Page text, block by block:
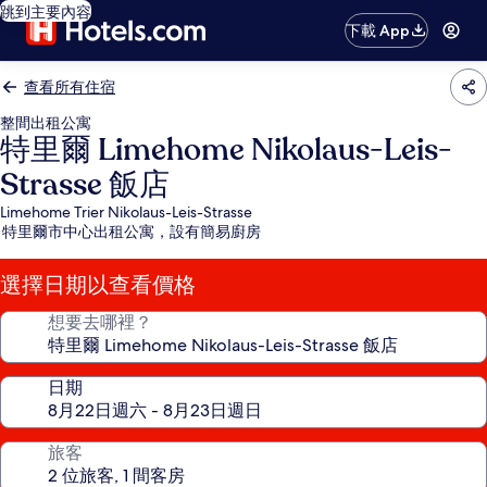
跳到主要內容
下載 App
查看所有住宿
整間出租公寓
特里爾 Limehome Nikolaus-Leis-
Strasse 飯店
Limehome Trier Nikolaus-Leis-Strasse
特里爾市中心出租公寓，設有簡易廚房
選擇日期以查看價格
想要去哪裡？
日期
旅客